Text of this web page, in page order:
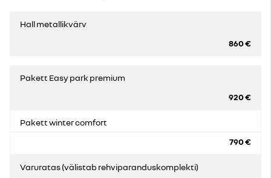
Hall metallikvärv
860 €
Pakett Easy park premium
920 €
Pakett winter comfort
790 €
Varuratas (välistab rehviparanduskomplekti)